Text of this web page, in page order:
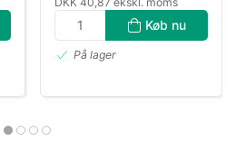
Køb nu
På lager